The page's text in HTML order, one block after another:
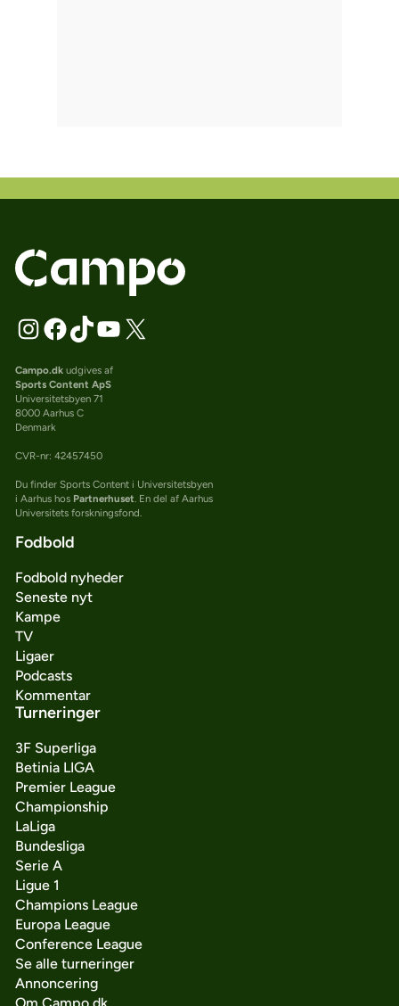
Campo.dkudgives af
Sports Content ApS
Universitetsbyen 71
8000 Aarhus C
Denmark
CVR-nr: 42457450
Du finder Sports Content i Universitetsbyen
i Aarhus hos Partnerhuset. En del af Aarhus
Universitets forskningsfond.
Fodbold
Fodbold nyheder
Seneste nyt
Kampe
TV
Ligaer
Podcasts
Kommentar
Turneringer
3F Superliga
Betinia LIGA
Premier League
Championship
LaLiga
Bundesliga
Serie A
Ligue 1
Champions League
Europa League
Conference League
Se alle turneringer
Annoncering